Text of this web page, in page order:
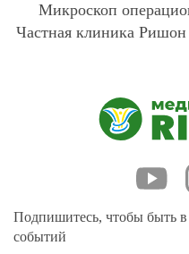
Микроскоп
Частная клиника
Подпишитесь, чтобы быть в
событий